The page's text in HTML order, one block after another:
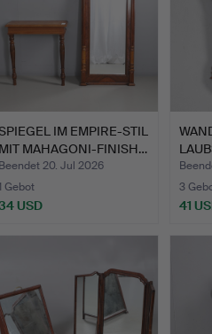
IM EMPIRE-STIL
MIT MAHAGONI-FINISH…
Beendet 20. Jul 2026
Gebot
USD
3
41